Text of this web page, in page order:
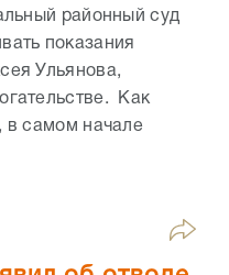
районный суд
показания
Ульянова,
Как
в самом начале